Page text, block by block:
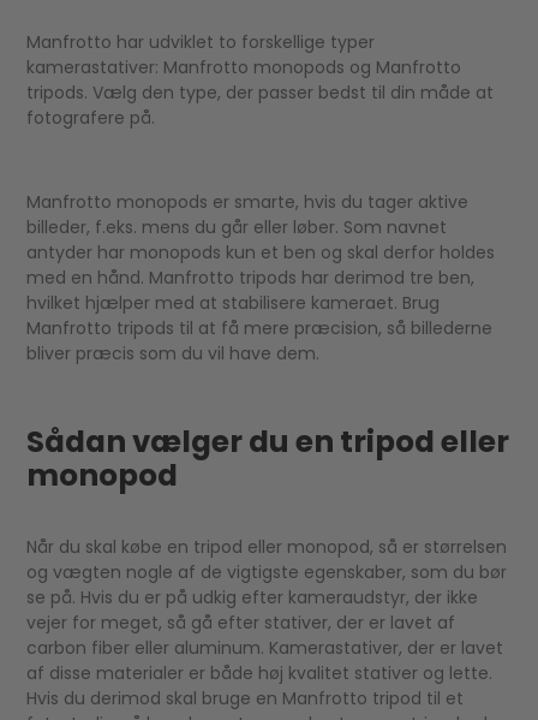
Manfrotto har udviklet to forskellige typer
kamerastativer: Manfrotto monopods og Manfrotto
tripods. Vælg den type, der passer bedst til din måde at
fotografere på.
Manfrotto monopods er smarte, hvis du tager aktive
billeder, f.eks. mens du går eller løber. Som navnet
antyder har monopods kun et ben og skal derfor holdes
med en hånd. Manfrotto tripods har derimod tre ben,
hvilket hjælper med at stabilisere kameraet. Brug
Manfrotto tripods til at få mere præcision, så billederne
bliver præcis som du vil have dem.
Sådan vælger du en tripod eller
monopod
Når du skal købe en tripod eller monopod, så er størrelsen
og vægten nogle af de vigtigste egenskaber, som du bør
se på. Hvis du er på udkig efter kameraudstyr, der ikke
vejer for meget, så gå efter stativer, der er lavet af
carbon fiber eller aluminum. Kamerastativer, der er lavet
af disse materialer er både høj kvalitet stativer og lette.
Hvis du derimod skal bruge en Manfrotto tripod til et